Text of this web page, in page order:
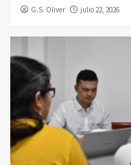
G.S. Oliver julio 22, 2026